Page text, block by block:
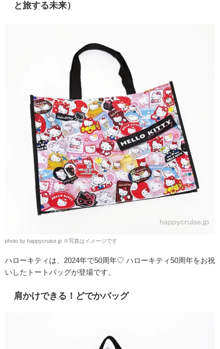
と旅する未来）
photo by happycruise.jp ※写真はイメージです
ハローキティは、2024年で50周年♡ ハローキティ50周年をお祝
いしたトートバッグが登場です。
肩かけできる！どでかバッグ